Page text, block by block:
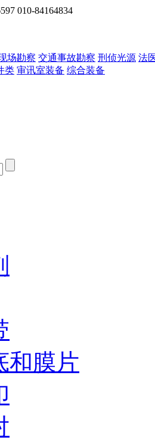
010-84164834
场勘察 交通事故勘察 刑侦光源 法
类 审讯室装备 综合装备
和膜片